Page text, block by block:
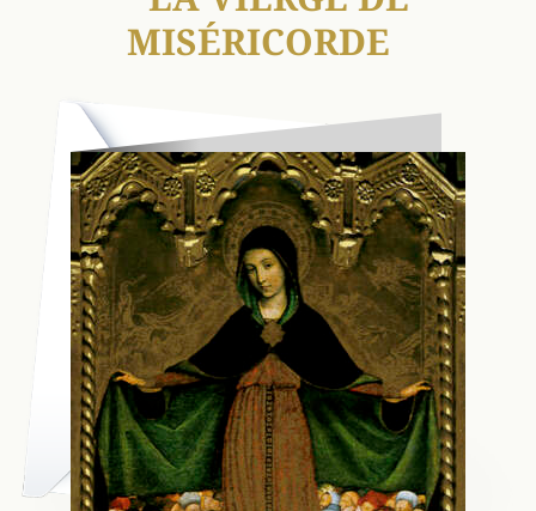
MISÉRICORDE